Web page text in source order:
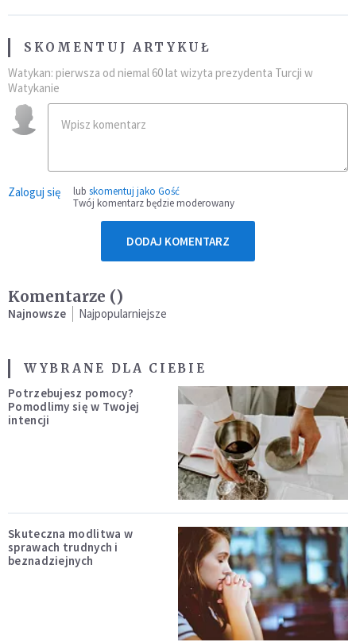
SKOMENTUJ ARTYKUŁ
Watykan: pierwsza od niemal 60 lat wizyta prezydenta Turcji w
Watykanie
Zaloguj się lub skomentuj jako Gość
Twój komentarz będzie moderowany
DODAJ KOMENTARZ
Komentarze ()
Najnowsze Najpopularniejsze
WYBRANE DLA CIEBIE
Potrzebujesz pomocy?
Pomodlimy się w Twojej
intencji
Skuteczna modlitwa w
sprawach trudnych i
beznadziejnych